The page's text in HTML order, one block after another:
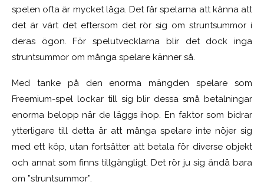
spelen ofta är mycket låga. Det får spelarna att känna att
det är värt det eftersom det rör sig om struntsummor i
deras ögon. För spelutvecklarna blir det dock inga
struntsummor om många spelare känner så.
Med tanke på den enorma mängden spelare som
Freemium-spel lockar till sig blir dessa små betalningar
enorma belopp när de läggs ihop. En faktor som bidrar
ytterligare till detta är att många spelare inte nöjer sig
med ett köp, utan fortsätter att betala för diverse objekt
och annat som finns tillgängligt. Det rör ju sig ändå bara
om ”struntsummor”.